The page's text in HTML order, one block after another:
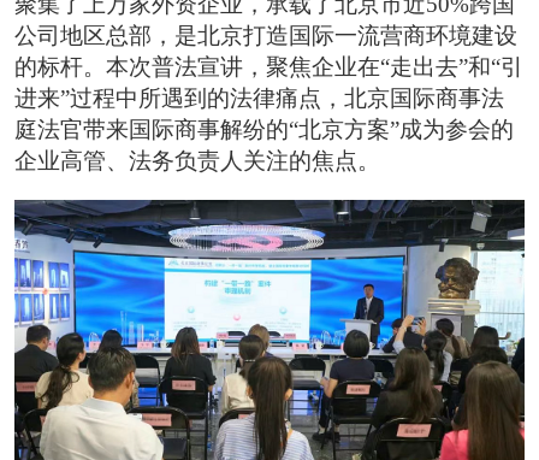
公司地区总部，是北京打造国际一流营商环境建设
的标杆。本次普法宣讲，聚焦企业在“走出去”和“引
进来”过程中所遇到的法律痛点，北京国际商事法
庭法官带来国际商事解纷的“北京方案”成为参会的
企业高管、法务负责人关注的焦点。